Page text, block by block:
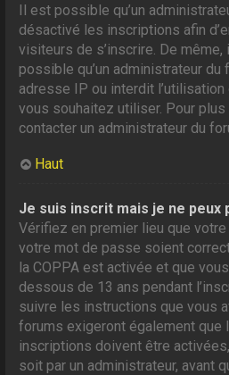
Il est possible qu’un
désactivé les inscriptions afin
visiteurs de s’inscrire. De
possible qu’un administrateur du
adresse IP ou interdit l’utilisation
vous souhaitez utiliser. Pour
contacter un administrateur du
Haut
Je suis inscrit mais je ne peux
Vérifiez en premier lieu que votre
votre mot de passe soient
la COPPA est activée et que
dessous de 13 ans pendant
suivre les instructions que vous
forums exigeront également que
inscriptions doivent être
soit par un administrateur, avant